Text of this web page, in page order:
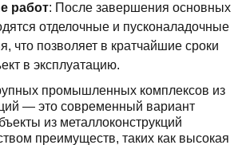
работ: После завершения основных
отделочные и пусконаладочные
что позволяет в кратчайшие сроки
в эксплуатацию.
промышленных комплексов из
— это современный вариант
из металлоконструкций
преимуществ, таких как высокая